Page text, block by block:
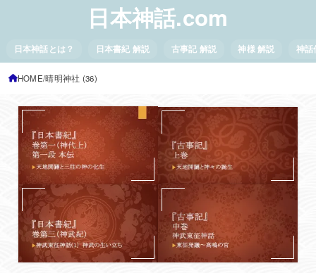
日本神話.com
日本神話とは？ 日本書紀 解説 古事記 解説 神様 解説 神話
HOME 晴明神社 (36)